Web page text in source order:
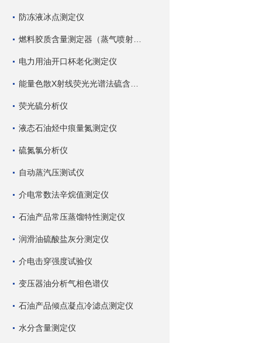
防冻液冰点测定仪
电力用油开口杯老化测定仪
荧光硫分析仪
液态石油烃中痕量氮测定仪
硫氮氯分析仪
自动蒸汽压测试仪
介电常数法辛烷值测定仪
石油产品常压蒸馏特性测定仪
润滑油硫酸盐灰分测定仪
介电击穿强度试验仪
变压器油分析气相色谱仪
石油产品倾点凝点冷滤点测定仪
水分含量测定仪